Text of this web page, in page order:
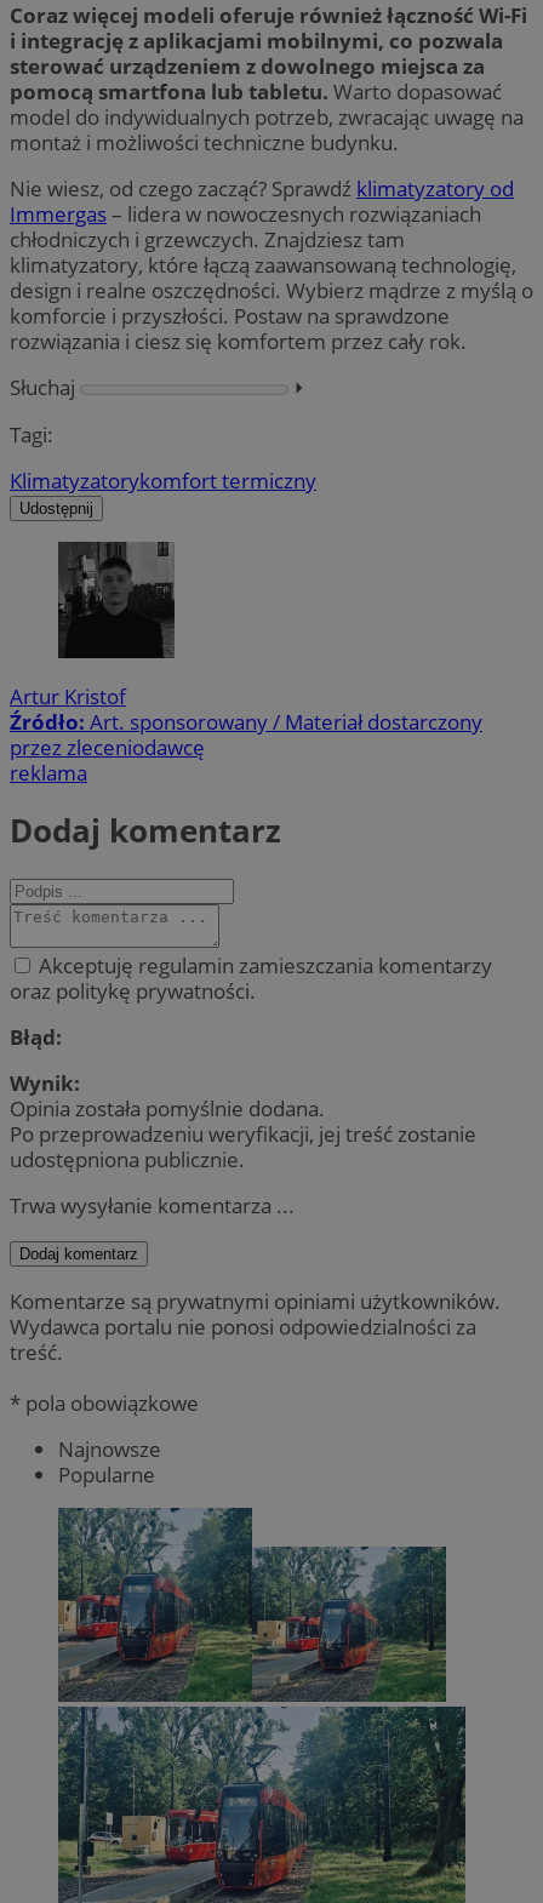
Coraz więcej modeli oferuje również łączność Wi-Fi
i integrację z aplikacjami mobilnymi, co pozwala
sterować urządzeniem z dowolnego miejsca za
pomocą smartfona lub tabletu. Warto dopasować
model do indywidualnych potrzeb, zwracając uwagę na
montaż i możliwości techniczne budynku.
Nie wiesz, od czego zacząć? Sprawdź klimatyzatory od
Immergas– lidera w nowoczesnych rozwiązaniach
chłodniczych i grzewczych. Znajdziesz tam
klimatyzatory, które łączą zaawansowaną technologię,
design i realne oszczędności. Wybierz mądrze z myślą o
komforcie i przyszłości. Postaw na sprawdzone
rozwiązania i ciesz się komfortem przez cały rok.
Słuchaj
⏵︎
Tagi:
Klimatyzatorykomfort termiczny
Udostępnij
Artur Kristof
Źródło: Art. sponsorowany / Materiał dostarczony
przez zleceniodawcę
reklama
Dodaj komentarz
Akceptuję regulamin zamieszczania komentarzy
oraz politykę prywatności.
Błąd:
Wynik:
Opinia została pomyślnie dodana.
Po przeprowadzeniu weryfikacji, jej treść zostanie
udostępniona publicznie.
Trwa wysyłanie komentarza ...
Dodaj komentarz
Komentarze są prywatnymi opiniami użytkowników.
Wydawca portalu nie ponosi odpowiedzialności za
treść.
* pola obowiązkowe
Najnowsze
Popularne